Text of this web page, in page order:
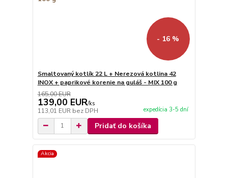
- 16 %
Smaltovaný kotlík 22 L + Nerezová kotlina 42
INOX + paprikové korenie na guláš - MIX 100 g
165,00 EUR
139,00 EUR/ks
113,01 EUR bez DPH expedícia 3-5 dní
Pridať do košíka
Akcia